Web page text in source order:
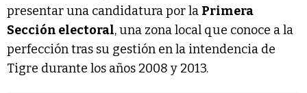
presentar una candidatura por la Primera
Sección electoral, una zona local que conoce a la
perfección tras su gestión en la intendencia de
Tigre durante los años 2008 y 2013.